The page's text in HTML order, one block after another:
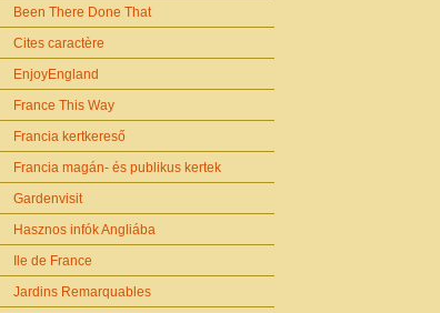
Been There Done That
Cites caractère
EnjoyEngland
France This Way
Francia kertkereső
Francia magán- és publikus kertek
Gardenvisit
Hasznos infók Angliába
Ile de France
Jardins Remarquables